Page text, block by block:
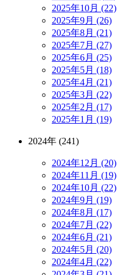
2025年10月 (22)
2025年9月 (26)
2025年8月 (21)
2025年7月 (27)
2025年6月 (25)
2025年5月 (18)
2025年4月 (21)
2025年3月 (22)
2025年2月 (17)
2025年1月 (19)
2024年 (241)
2024年12月 (20)
2024年11月 (19)
2024年10月 (22)
2024年9月 (19)
2024年8月 (17)
2024年7月 (22)
2024年6月 (21)
2024年5月 (20)
2024年4月 (22)